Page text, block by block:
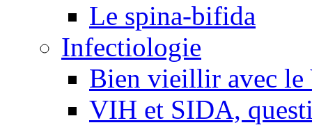
Le spina-bifida
Infectiologie
Bien vieillir avec
VIH et SIDA,